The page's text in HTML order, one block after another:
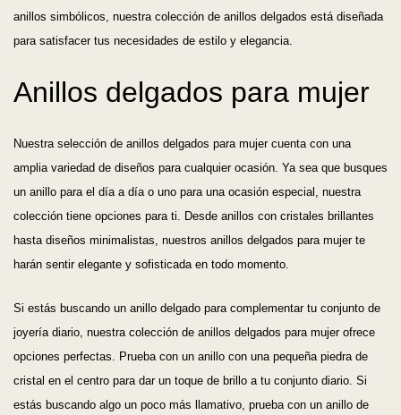
anillos simbólicos, nuestra colección de anillos delgados está diseñada
para satisfacer tus necesidades de estilo y elegancia.
Anillos delgados para mujer
Nuestra selección de anillos delgados para mujer cuenta con una
amplia variedad de diseños para cualquier ocasión. Ya sea que busques
un anillo para el día a día o uno para una ocasión especial, nuestra
colección tiene opciones para ti. Desde anillos con cristales brillantes
hasta diseños minimalistas, nuestros anillos delgados para mujer te
harán sentir elegante y sofisticada en todo momento.
Si estás buscando un anillo delgado para complementar tu conjunto de
joyería diario, nuestra colección de anillos delgados para mujer ofrece
opciones perfectas. Prueba con un anillo con una pequeña piedra de
cristal en el centro para dar un toque de brillo a tu conjunto diario. Si
estás buscando algo un poco más llamativo, prueba con un anillo de